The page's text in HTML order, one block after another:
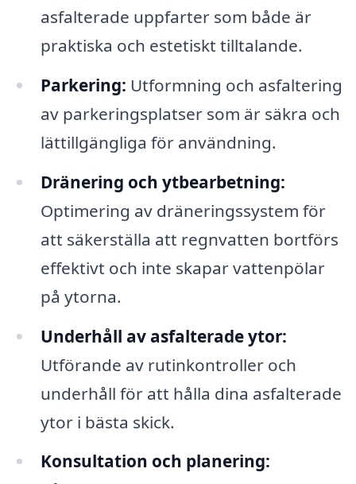
asfalterade uppfarter som både är
praktiska och estetiskt tilltalande.
Parkering: Utformning och asfaltering
av parkeringsplatser som är säkra och
lättillgängliga för användning.
Dränering och ytbearbetning:
Optimering av dräneringssystem för
att säkerställa att regnvatten bortförs
effektivt och inte skapar vattenpölar
på ytorna.
Underhåll av asfalterade ytor:
Utförande av rutinkontroller och
underhåll för att hålla dina asfalterade
ytor i bästa skick.
Konsultation och planering: